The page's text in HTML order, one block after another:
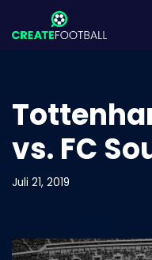
Zum
vs. FC
Juli 21, 2019